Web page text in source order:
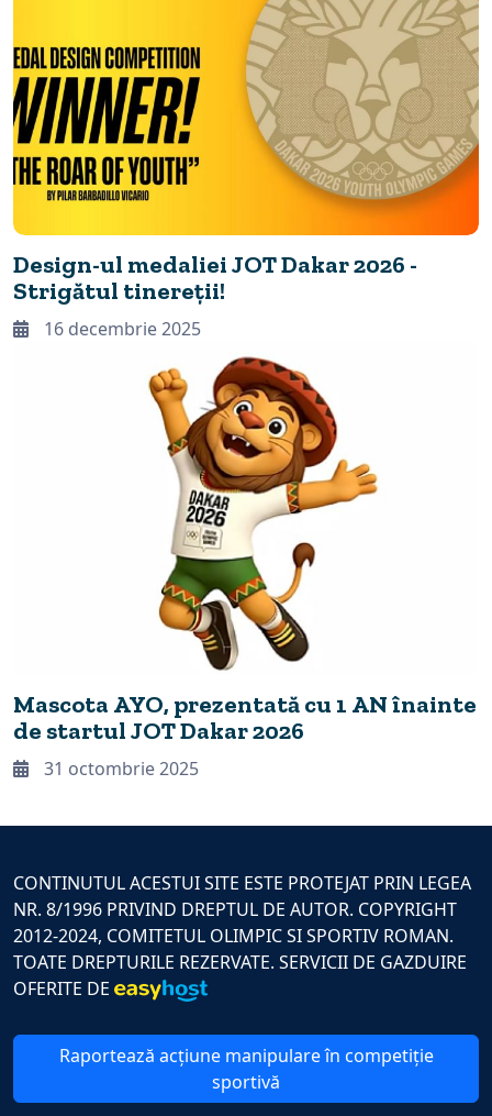
Design-ul medaliei JOT Dakar 2026 -
Strigătul tinereții!
16 decembrie 2025
Mascota AYO, prezentată cu 1 AN înainte
de startul JOT Dakar 2026
31 octombrie 2025
CONTINUTUL ACESTUI SITE ESTE PROTEJAT PRIN LEGEA
NR. 8/1996 PRIVIND DREPTUL DE AUTOR. COPYRIGHT
2012-2024, COMITETUL OLIMPIC SI SPORTIV ROMAN.
TOATE DREPTURILE REZERVATE. SERVICII DE GAZDUIRE
OFERITE DE
Raportează acțiune manipulare în competiție
sportivă